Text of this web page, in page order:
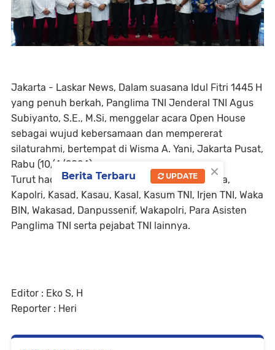
Jakarta - Laskar News, Dalam suasana Idul Fitri 1445 H
yang penuh berkah, Panglima TNI Jenderal TNI Agus
Subiyanto, S.E., M.Si, menggelar acara Open House
sebagai wujud kebersamaan dan mempererat
silaturahmi, bertempat di Wisma A. Yani, Jakarta Pusat,
Rabu (10/4/2024).
Turut hadir dalam rangkaian acara diantaranya,
Kapolri, Kasad, Kasau, Kasal, Kasum TNI, Irjen TNI, Waka
BIN, Wakasad, Danpussenif, Wakapolri, Para Asisten
Panglima TNI serta pejabat TNI lainnya.
Editor : Eko S, H
Reporter : Heri
×
Berita Terbaru UPDATE